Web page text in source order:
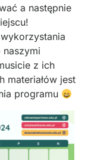
a następnie
z ich
materiałów jest
programu